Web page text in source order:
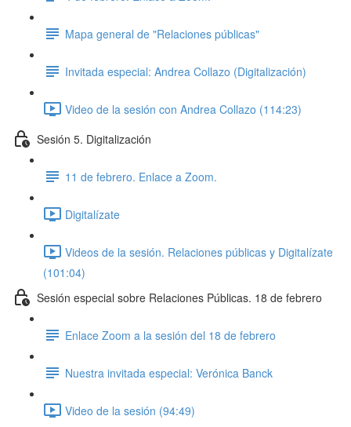
Mapa general de "Relaciones públicas"
Invitada especial: Andrea Collazo (Digitalización)
Video de la sesión con Andrea Collazo (114:23)
Sesión 5. Digitalización
11 de febrero. Enlace a Zoom.
Digitalízate
Videos de la sesión. Relaciones públicas y Digitalízate
(101:04)
Sesión especial sobre Relaciones Públicas. 18 de febrero
Enlace Zoom a la sesión del 18 de febrero
Nuestra invitada especial: Verónica Banck
Video de la sesión (94:49)